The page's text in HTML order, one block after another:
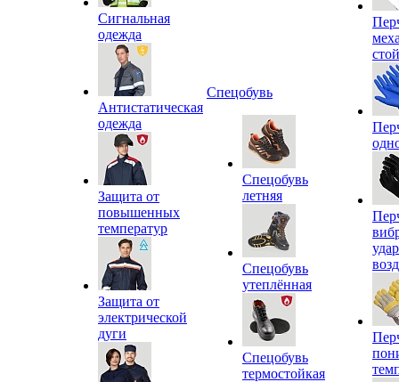
Сигнальная
одежда
Антистатическая
одежда
Защита от
повышенных
температур
Защита от
электрической
дуги
Спецобувь
Спецобувь
летняя
Спецобувь
утеплённая
Спецобувь
термостойкая